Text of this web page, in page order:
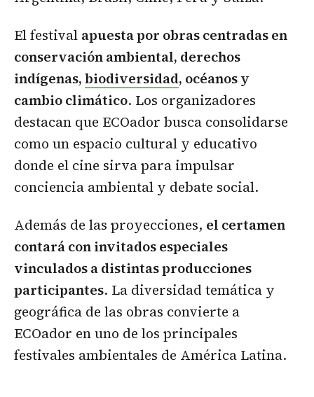
El festival apuesta por obras centradas en
conservación ambiental, derechos
indígenas,biodiversidad, océanos y
cambio climático. Los organizadores
destacan que ECOador busca consolidarse
como un espacio cultural y educativo
donde el cine sirva para impulsar
conciencia ambiental y debate social.
Además de las proyecciones, el certamen
contará con invitados especiales
vinculados a distintas producciones
participantes. La diversidad temática y
geográfica de las obras convierte a
ECOador en uno de los principales
festivales ambientales de América Latina.